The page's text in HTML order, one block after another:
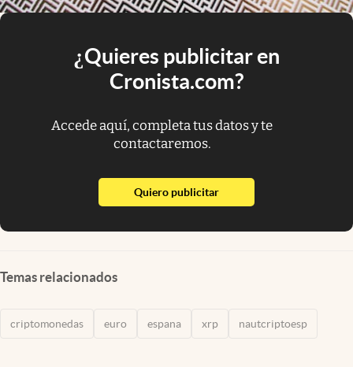
¿Quieres publicitar en
Cronista.com?
Accede aquí, completa tus datos y te
contactaremos.
Quiero publicitarabre en nueva pestaña
Temas relacionados
criptomonedas euro espana xrp nautcriptoesp